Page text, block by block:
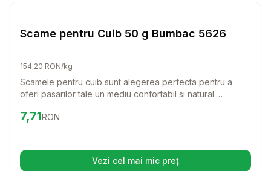
Cuiburi Pasari
Scame pentru Cuib 50 g Bumbac 5626
154,20 RON/kg
Scamele pentru cuib sunt alegerea perfecta pentru a
oferi pasarilor tale un mediu confortabil si natural.
pentru a le crea un cuib calduros si sigur. Cu o greutate
Preț:7.71
7,71RON
Vezi cel mai mic preț(se deschide într-o filă nouă)